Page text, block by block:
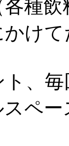
種
け
、
ペ